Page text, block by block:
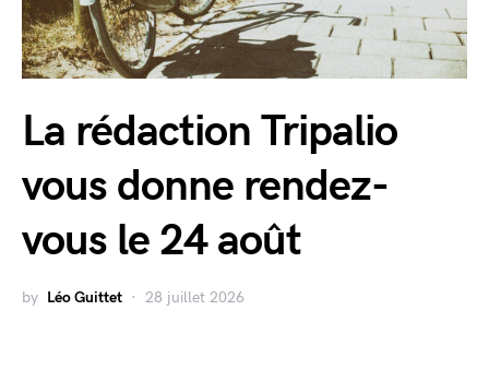
La rédaction Tripalio
vous donne rendez-
vous le 24 août
by Léo Guittet 28 juillet 2026